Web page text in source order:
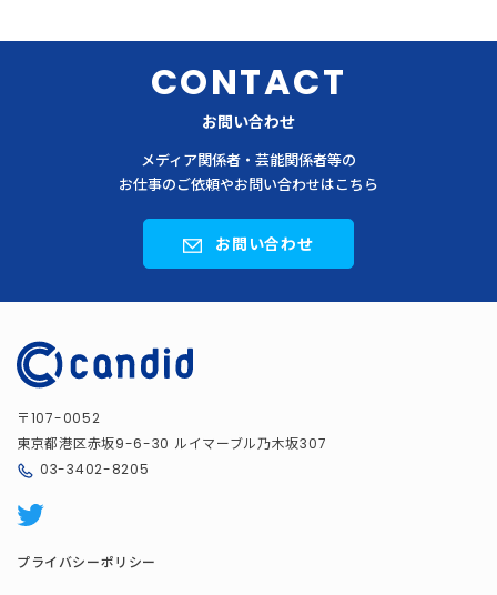
CONTACT
お問い合わせ
メディア関係者・芸能関係者等の
お仕事のご依頼やお問い合わせはこちら
お問い合わせ
〒107-0052
東京都港区赤坂9-6-30 ルイマーブル乃木坂307
03-3402-8205
プライバシーポリシー